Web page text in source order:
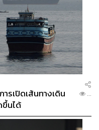
ายอย่าง อาทิ สถานะ
มชาติ และอื่นๆ
เจ้าดังที่ใช้เป็นฐานข้อมูล
องซานโชเอาไว้ไม่มาก
ด์ตั้งคือ 105 ล้านปอนด์
ที่ทีมเสือเหลืองตั้งนั้นไม่
ละไม่มีความจำเป็นใดๆ
ลดราคาลงมาในยามนี้
งขั้นต้องขายนักเตะกิน
รเปิดเส้นทางเดิน
ขึ้นได้
...